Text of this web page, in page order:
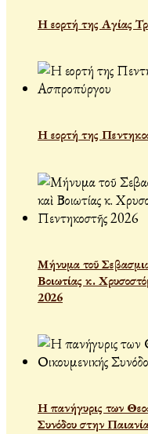
Η εορτή της Αγίας
Η εορτή της
Μήνυμα τοῦ
Βοιωτίας κ.
2026
Η πανήγυρις των
Συνόδου στην